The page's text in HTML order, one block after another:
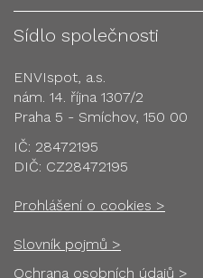
Sídlo společnosti
ENVIspot, a.s.
nám. 14. října 1307/2
Praha 5 - Smíchov, 150 00
IČ: 28472195
DIČ: CZ28472195
Prohlášení o cookies >
Slovník pojmů >
Ochrana osobních údajů >